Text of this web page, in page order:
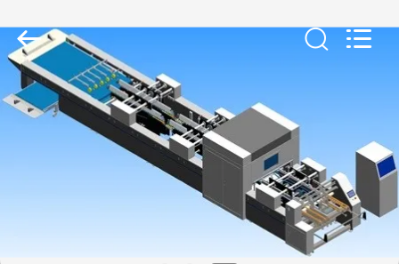
CASA
PRODOTTI
Technology
Co.,Ltd.
All
Rights
Reserved.